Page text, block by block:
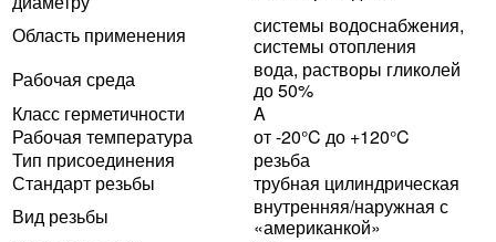
Область применения
системы водоснабжения,
системы отопления
Рабочая среда
вода, растворы гликолей
до 50%
Класс герметичности
A
Рабочая температура
от -20°C до +120°C
Тип присоединения
резьба
Стандарт резьбы
трубная цилиндрическая
Вид резьбы
внутренняя/наружная с
«американкой»